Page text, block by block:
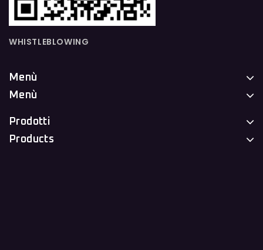
WHISTLEBLOWING
Menù
Menù
Prodotti
Products